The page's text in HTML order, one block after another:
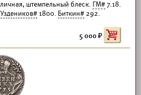
штемпельный блеск. ГМ#7.18.
Уздеников# 1800. Биткин# 292.
5 000